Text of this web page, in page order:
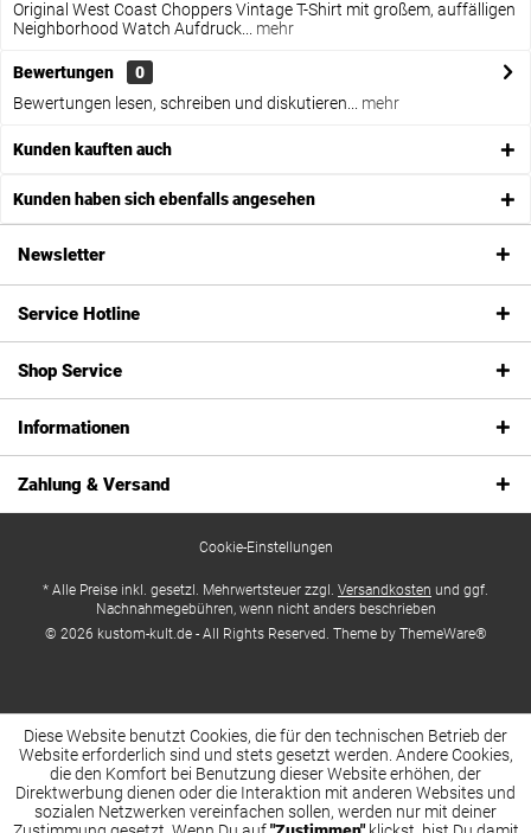
Original West Coast Choppers Vintage T-Shirt mit großem, auffälligen
Neighborhood Watch Aufdruck...
mehr
Bewertungen
0
Bewertungen lesen, schreiben und diskutieren...
mehr
Kunden kauften auch
Kunden haben sich ebenfalls angesehen
Newsletter
Service Hotline
Shop Service
Informationen
Zahlung & Versand
Cookie-Einstellungen
* Alle Preise inkl. gesetzl. Mehrwertsteuer zzgl. Versandkosten und ggf.
Nachnahmegebühren, wenn nicht anders beschrieben
© 2026 kustom-kult.de - All Rights Reserved. Theme by ThemeWare®
Diese Website benutzt Cookies, die für den technischen Betrieb der
Website erforderlich sind und stets gesetzt werden. Andere Cookies,
die den Komfort bei Benutzung dieser Website erhöhen, der
Direktwerbung dienen oder die Interaktion mit anderen Websites und
sozialen Netzwerken vereinfachen sollen, werden nur mit deiner